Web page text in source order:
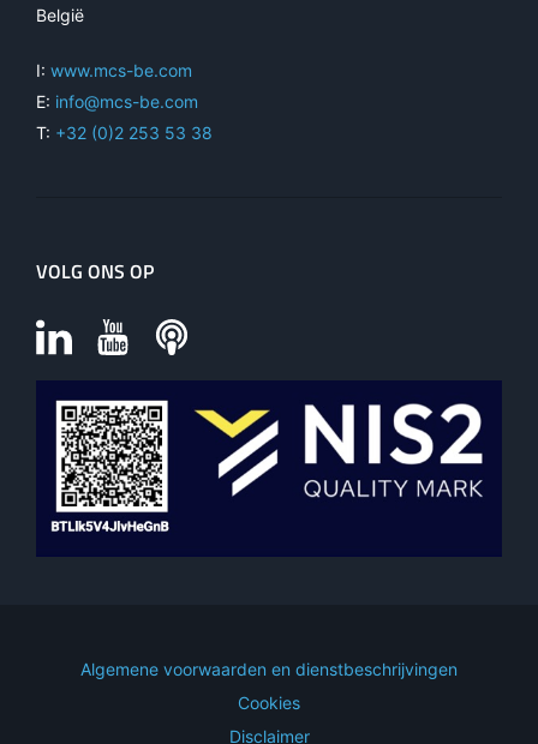
België
I: www.mcs-be.com
E: info@mcs-be.com
T: +32 (0)2 253 53 38
VOLG ONS OP
Algemene voorwaarden en dienstbeschrijvingen
Cookies
Disclaimer